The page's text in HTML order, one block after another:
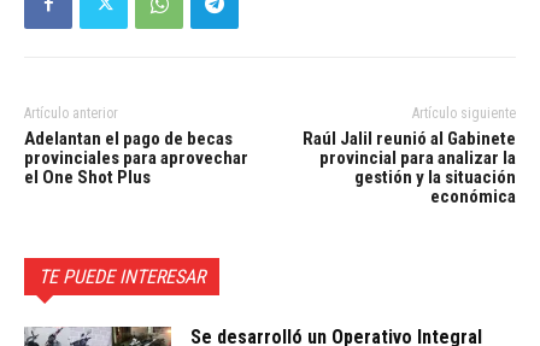
Artículo anterior
Adelantan el pago de becas
provinciales para aprovechar
el One Shot Plus
Artículo siguiente
Raúl Jalil reunió al Gabinete
provincial para analizar la
gestión y la situación
económica
TE PUEDE INTERESAR
Se desarrolló un Operativo Integral